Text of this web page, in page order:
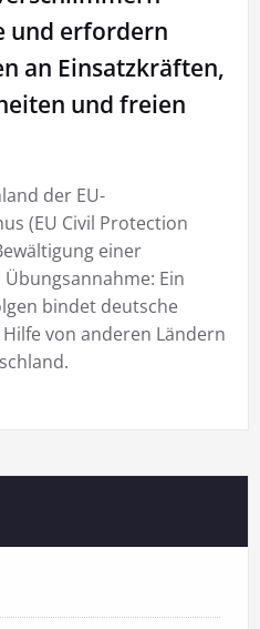
und erfordern
an Einsatzkräften,
und freien
der EU-
(EU Civil Protection
einer
Ein
bindet deutsche
von anderen Ländern